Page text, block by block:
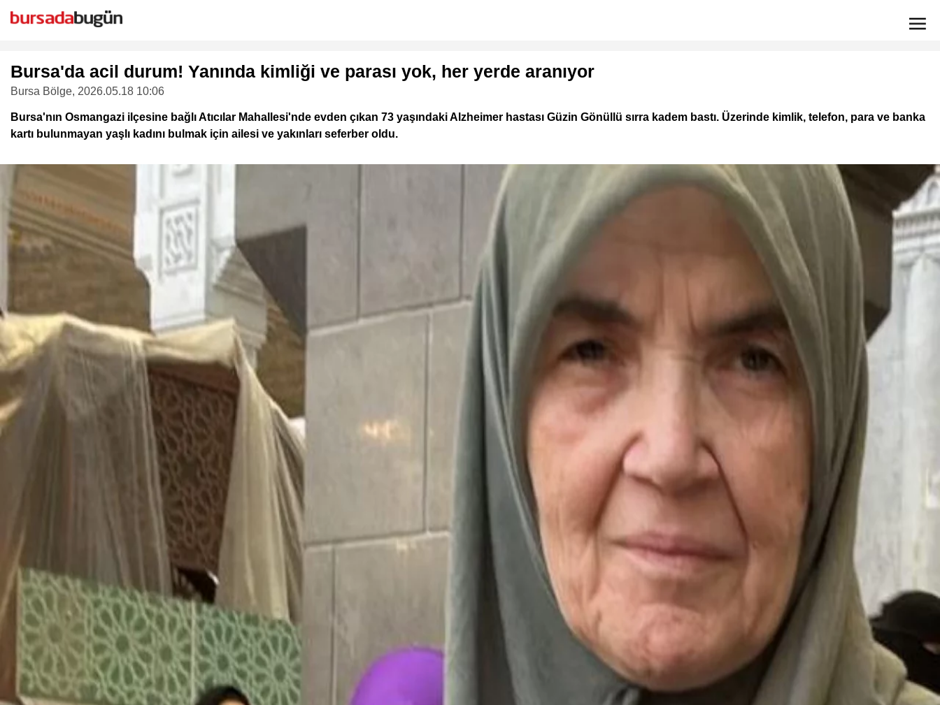
Bursa'da acil durum! Yanında kimliği ve parası yok, her yerde aranıyor
Bursa Bölge, 2026.05.18 10:06
Bursa'nın Osmangazi ilçesine bağlı Atıcılar Mahallesi'nde evden çıkan 73 yaşındaki Alzheimer hastası Güzin Gönüllü sırra kadem bastı. Üzerinde kimlik, telefon, para ve banka
kartı bulunmayan yaşlı kadını bulmak için ailesi ve yakınları seferber oldu.